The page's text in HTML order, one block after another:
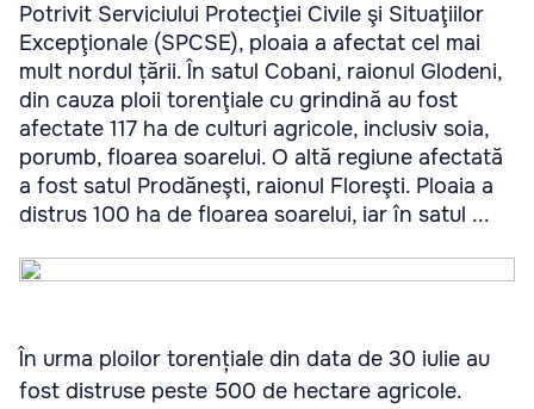
Potrivit Serviciului Protecţiei Civile şi Situaţiilor
Excepţionale (SPCSE), ploaia a afectat cel mai
mult nordul țării. În satul Cobani, raionul Glodeni,
din cauza ploii torenţiale cu grindină au fost
afectate 117 ha de culturi agricole, inclusiv soia,
porumb, floarea soarelui. O altă regiune afectată
a fost satul Prodăneşti, raionul Floreşti. Ploaia a
distrus 100 ha de floarea soarelui, iar în satul ...
În urma ploilor torențiale din data de 30 iulie au
fost distruse peste 500 de hectare agricole.